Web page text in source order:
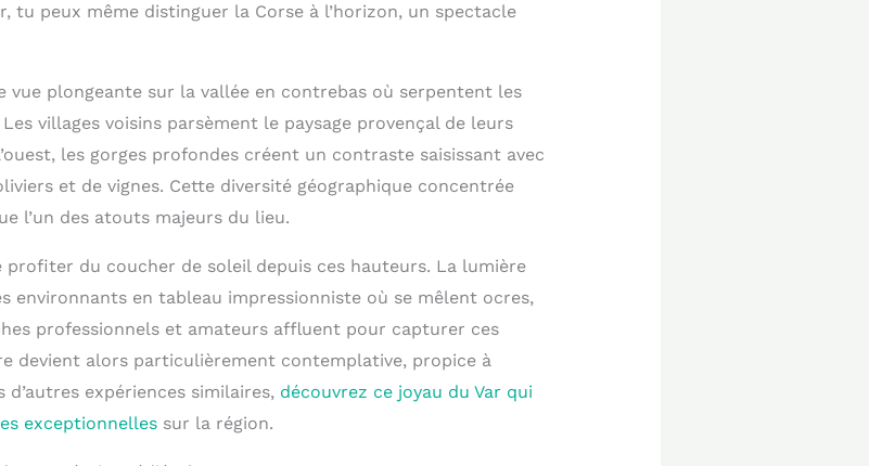
tu peux même distinguer la Corse à l’horizon, un spectacle
vue plongeante sur la vallée en contrebas où serpentent les
villages voisins parsèment le paysage provençal de leurs
les gorges profondes créent un contraste saisissant avec
et de vignes. Cette diversité géographique concentrée
l’un des atouts majeurs du lieu.
du coucher de soleil depuis ces hauteurs. La lumière
environnants en tableau impressionniste où se mêlent ocres,
professionnels et amateurs affluent pour capturer ces
devient alors particulièrement contemplative, propice à
expériences similaires, découvrez ce joyau du Var qui
exceptionnellessur la région.